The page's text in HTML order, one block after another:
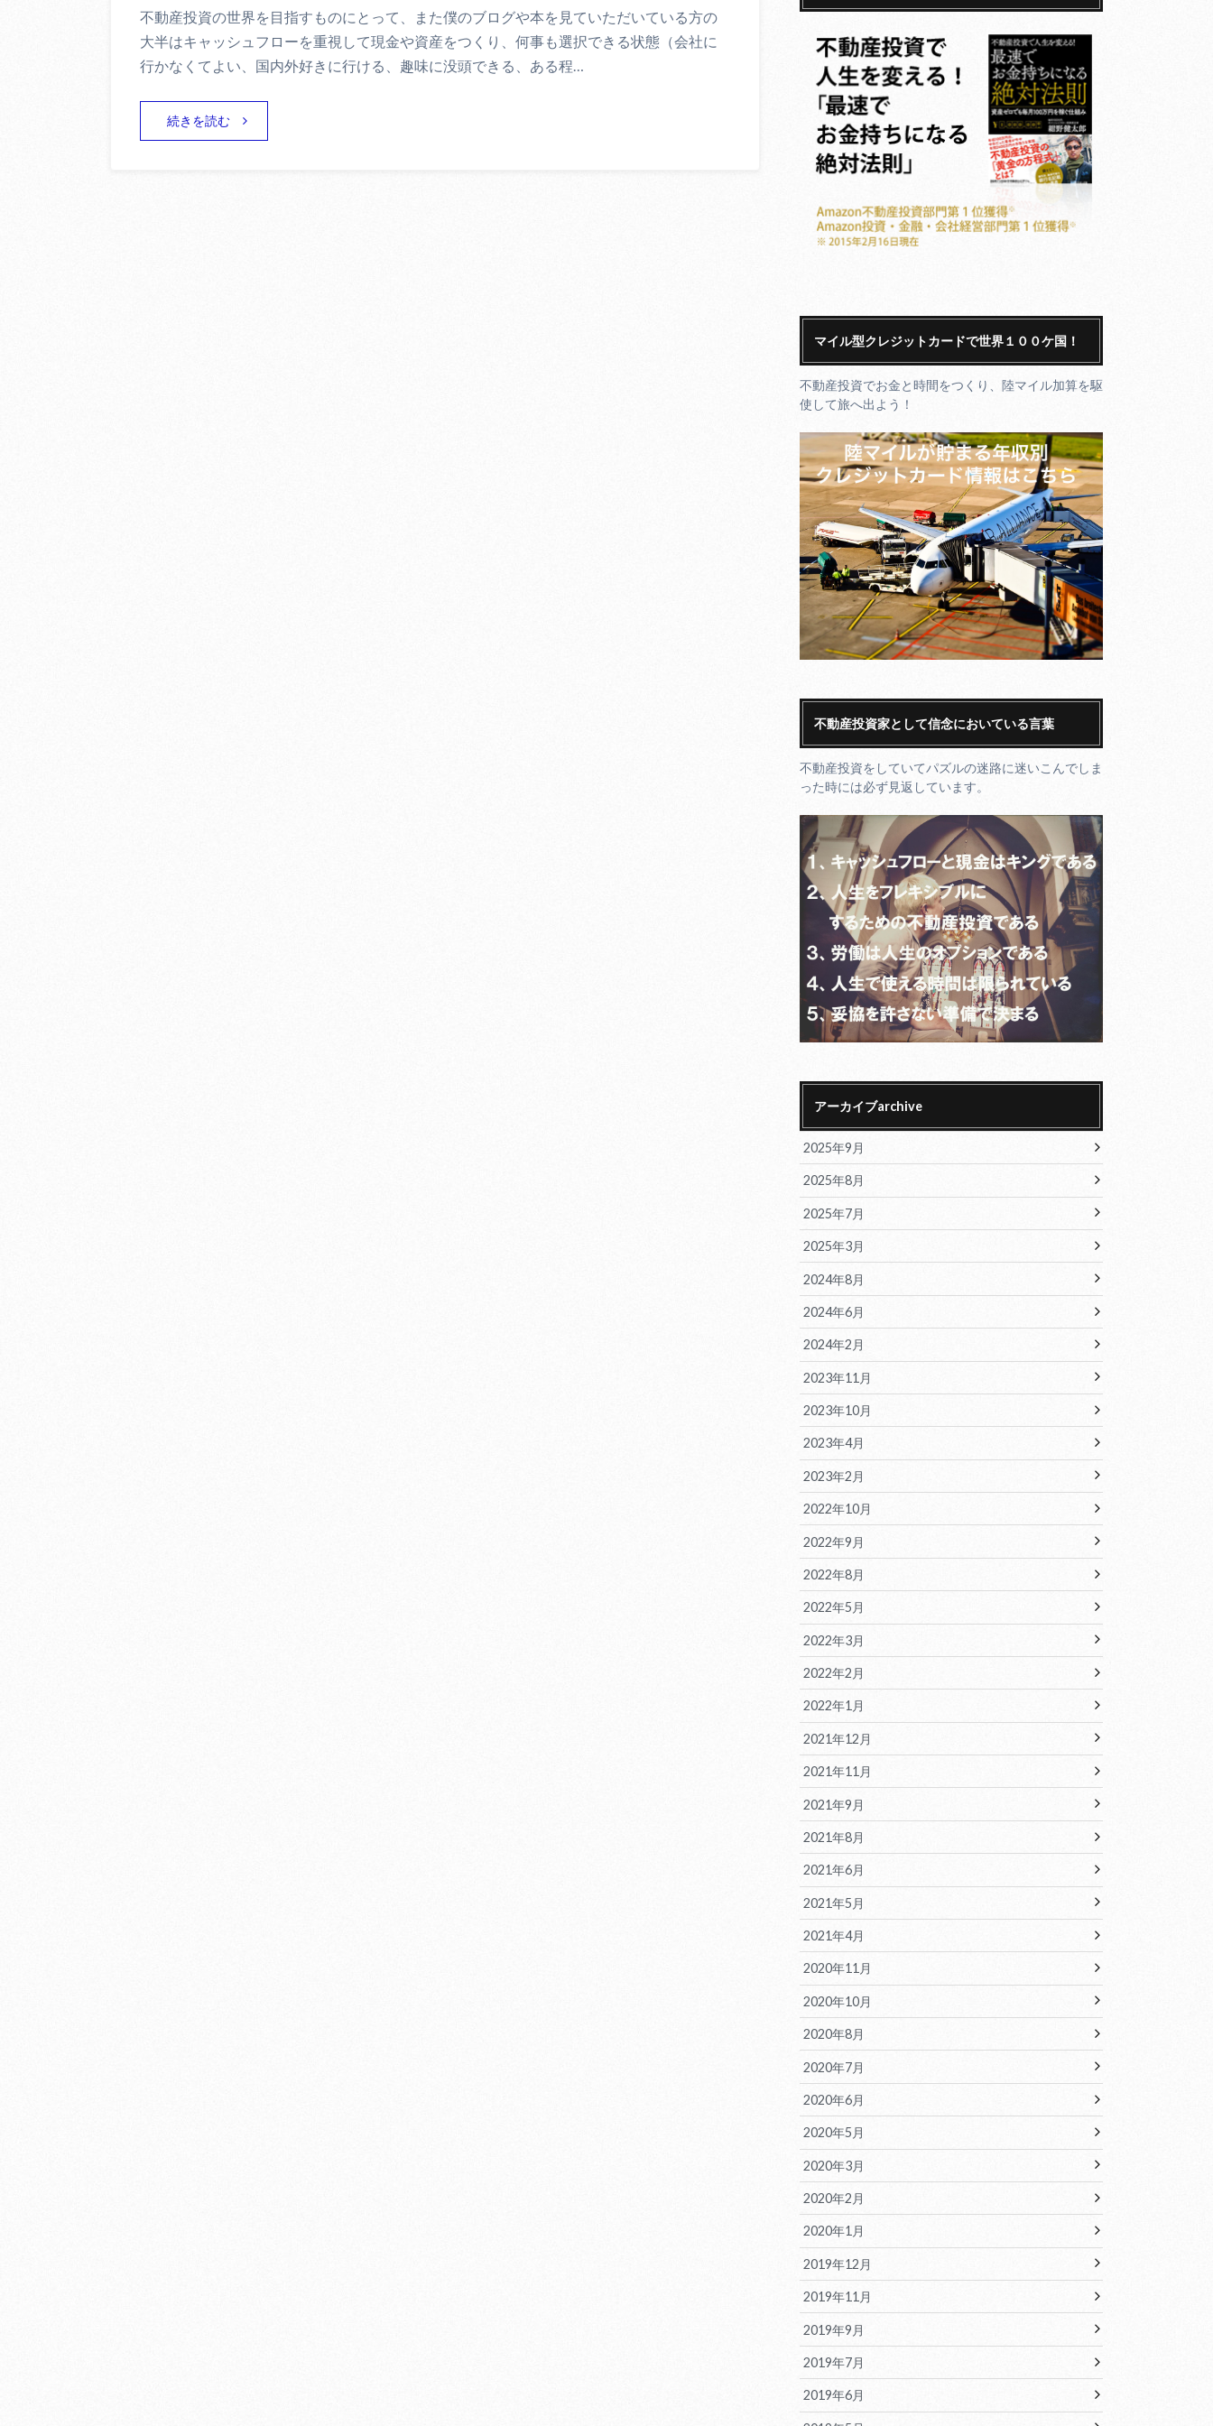
不動産投資の世界を目指すものにとって、また僕のブログや本を見ていただいている方の
大半はキャッシュフローを重視して現金や資産をつくり、何事も選択できる状態（会社に
行かなくてよい、国内外好きに行ける、趣味に没頭できる、ある程…
続きを読む
マイル型クレジットカードで世界１００ケ国！
不動産投資でお金と時間をつくり、陸マイル加算を駆
使して旅へ出よう！
不動産投資家として信念においている言葉
不動産投資をしていてパズルの迷路に迷いこんでしま
った時には必ず見返しています。
アーカイブarchive
2025年9月
2025年8月
2025年7月
2025年3月
2024年8月
2024年6月
2024年2月
2023年11月
2023年10月
2023年4月
2023年2月
2022年10月
2022年9月
2022年8月
2022年5月
2022年3月
2022年2月
2022年1月
2021年12月
2021年11月
2021年9月
2021年8月
2021年6月
2021年5月
2021年4月
2020年11月
2020年10月
2020年8月
2020年7月
2020年6月
2020年5月
2020年3月
2020年2月
2020年1月
2019年12月
2019年11月
2019年9月
2019年7月
2019年6月